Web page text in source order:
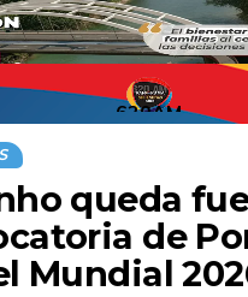
620AM
queda
de
Mundial